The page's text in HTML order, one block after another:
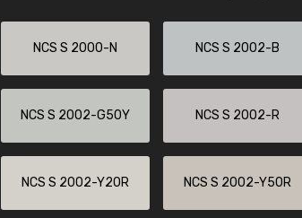
NCS S 2000-N NCS S 2002-B
NCS S 2002-G50Y NCS S 2002-R
NCS S 2002-Y20R NCS S 2002-Y50R